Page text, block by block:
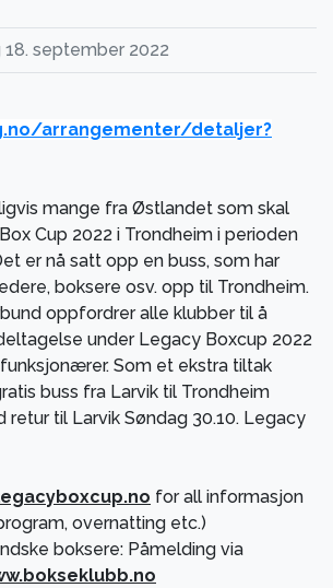
18. september 2022
arrangementer/detaljer?
mange fra Østlandet som skal
Cup 2022 i Trondheim i perioden
er nå satt opp en buss, som har
boksere osv. opp til Trondheim.
oppfordrer alle klubber til å
under Legacy Boxcup 2022
Som et ekstra tiltak
buss fra Larvik til Trondheim
retur til Larvik Søndag 30.10. Legacy
for all informasjon
overnatting etc.)
boksere: Påmelding via